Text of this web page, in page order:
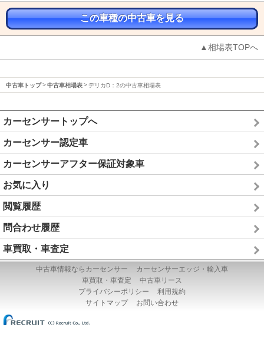
この車種の中古車を見る
▲相場表TOPへ
中古車トップ 中古車相場表 デリカD：2の中古車相場表
カーセンサートップへ
カーセンサー認定車
カーセンサーアフター保証対象車
お気に入り
閲覧履歴
問合わせ履歴
車買取・車査定
中古車情報ならカーセンサー
カーセンサーエッジ・輸入車
車買取・車査定
中古車リース
プライバシーポリシー
利用規約
サイトマップ
お問い合わせ